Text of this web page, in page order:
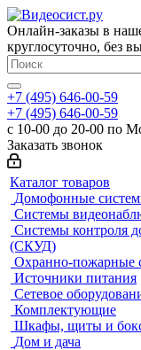
Онлайн-заказы в
круглосуточно, без
+7 (495) 646-00-59
+7 (495) 646-00-59
с 10-00 до 20-00 по
Заказать звонок
Каталог товаров
Домофонные
Системы
Системы контроля
(СКУД)
Охранно-пожарные
Источники питания
Сетевое
Комплектующие
Шкафы, щиты и
Дом и дача